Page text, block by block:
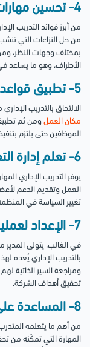
4- تحسين مهارات حل النزاع
من أبرز فوائد التدريب
من حل النزاعات التي
بمختلف وجهات النظر،
الأطراف، وهو ما يساعد
5- تطبيق قواعد مكان العمل
الالتحاق بالتدريب
مكان العمل ومن ثم
الموظفين حتى يلتزم
6- تعلم إدارة التغيير
يوفر التدريب الإداري
العمل وتقديم الدعم
تغيير السياسة في
7- الإعداد لعملية التوظيف
في الغالب، يتولى المدير
بالتدريب الإداري يُعده
ومراجعة السير الذاتية
تحقيق أهداف الشركة.
8- المساعدة على تحديد الأهداف
من أهم ما يتعلمه
المهارة التي تمكّنه من